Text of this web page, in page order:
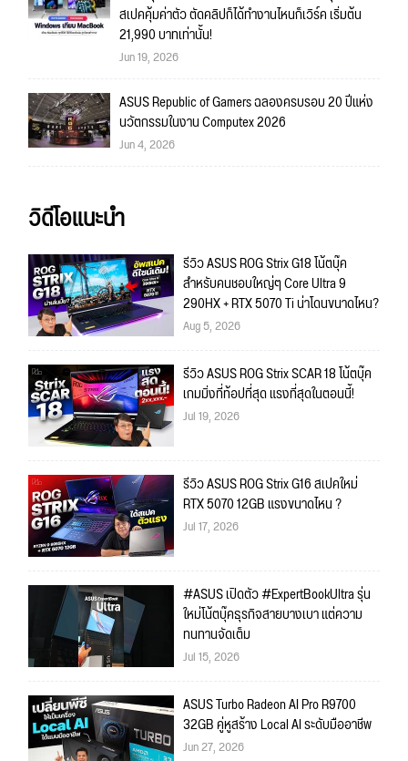
สเปคคุ้มค่าตัว ตัดคลิปก็ได้ทำงานไหนก็เวิร์ค เริ่มต้น
21,990 บาทเท่านั้น!
Jun 19, 2026
ASUS Republic of Gamers ฉลองครบรอบ 20 ปีแห่ง
นวัตกรรมในงาน Computex 2026
Jun 4, 2026
วิดีโอแนะนำ
รีวิว ASUS ROG Strix G18 โน้ตบุ๊ค
สำหรับคนชอบใหญ่ๆ Core Ultra 9
290HX + RTX 5070 Ti น่าโดนขนาดไหน?
Aug 5, 2026
รีวิว ASUS ROG Strix SCAR 18 โน้ตบุ๊ค
เกมมิ่งที่ท้อปที่สุด แรงที่สุดในตอนนี้!
Jul 19, 2026
รีวิว ASUS ROG Strix G16 สเปคใหม่
RTX 5070 12GB แรงขนาดไหน ?
Jul 17, 2026
#ASUS เปิดตัว #ExpertBookUltra รุ่น
ใหม่โน้ตบุ๊คธุรกิจสายบางเบา แต่ความ
ทนทานจัดเต็ม
Jul 15, 2026
ASUS Turbo Radeon AI Pro R9700
32GB คู่หูสร้าง Local AI ระดับมืออาชีพ
Jun 27, 2026